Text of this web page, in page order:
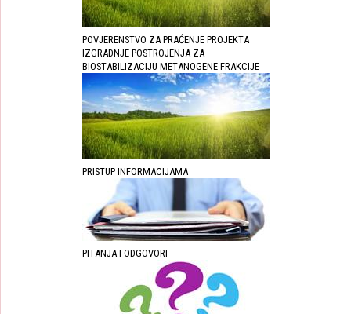
POVJERENSTVO ZA PRAĆENJE PROJEKTA
IZGRADNJE POSTROJENJA ZA
BIOSTABILIZACIJU METANOGENE FRAKCIJE
PRISTUP INFORMACIJAMA
PITANJA I ODGOVORI